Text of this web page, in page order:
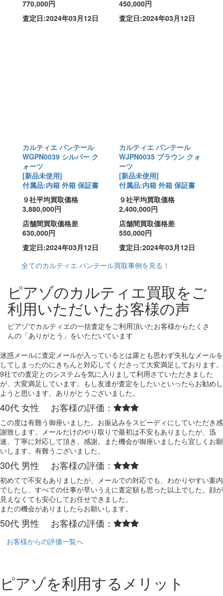
770,000円
査定日:2024年03月12日
450,000円
査定日:2024年03月12日
カルティエ パンテール
WGPN0039 シルバー ク
ォーツ
[新品未使用]
付属品:内箱 外箱 保証書
９社平均買取価格
3,880,000円
店舗間買取価格差
630,000円
査定日:2024年03月12日
カルティエ パンテール
WJPN0035 ブラウン クォ
ーツ
[新品未使用]
付属品:内箱 外箱 保証書
９社平均買取価格
2,400,000円
店舗間買取価格差
550,000円
査定日:2024年03月12日
全てのカルティエ パンテール買取事例を見る！
ピアゾのカルティエ買取をご
利用いただいたお客様の声
ピアゾでカルティエの一括査定をご利用頂いたお客様からたくさ
んの「ありがとう」をいただいています
迷惑メールに査定メールが入っているとは露とも思わず失礼なメールを
してしまったのにきちんと対応してくださって大変満足しております。
9社での査定とのシステムを気に入りまして利用さていただきました
が、大変満足しています。もし友達が査定をしたいといったらお勧めし
ようと思います。ありがとうございました。
40代 女性 お客様の評価：
この度は有難う御座いました。お振込みをスピーディにしていただき感
謝致します。メールだけのやり取りで最初は不安もありましたが、迅
速、丁寧に対応して頂き、感謝。また機会が御座いましたら宜しくお願
いします。有難うございました。
30代 男性 お客様の評価：
初めてで不安もありましたが、メールでの対応でも、わかりやすい案内
でしたし、すべての仕事が早いうえに査定額も思った以上でした。顔が
見えなくても安心してお任せできました。
またの機会がありましたらお願いします。
50代 男性 お客様の評価：
お客様からの評価一覧へ
ピアゾを利用するメリット